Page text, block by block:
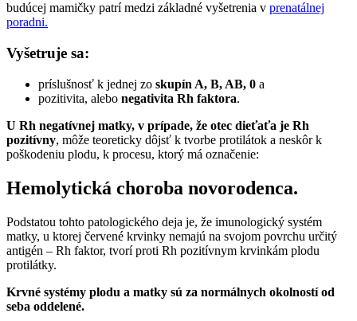
budúcej mamičky patrí medzi základné vyšetrenia v prenatálnej
poradni.
Vyšetruje sa:
príslušnosť k jednej zo skupín A, B, AB, 0 a
pozitivita, alebo negativita Rh faktora.
U Rh negatívnej matky, v prípade, že otec dieťaťa je Rh
pozitívny, môže teoreticky dôjsť k tvorbe protilátok a neskôr k
poškodeniu plodu, k procesu, ktorý má označenie:
Hemolytická choroba novorodenca.
Podstatou tohto patologického deja je, že imunologický systém
matky, u ktorej červené krvinky nemajú na svojom povrchu určitý
antigén – Rh faktor, tvorí proti Rh pozitívnym krvinkám plodu
protilátky.
Krvné systémy plodu a matky sú za normálnych okolností od
seba oddelené.